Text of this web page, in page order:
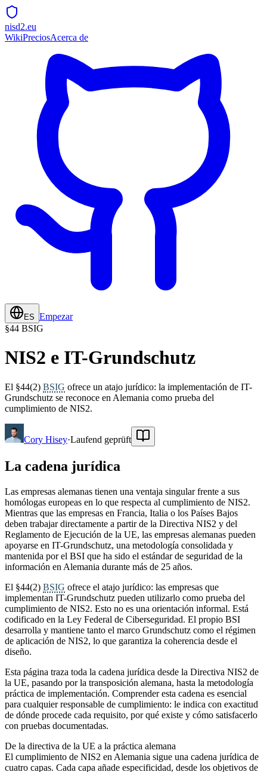
nisd2.eu
WikiPreciosAcerca de
ES Empezar
§44 BSIG
NIS2 e IT-Grundschutz
El §44(2) BSIG ofrece un atajo jurídico: la implementación de IT-
Grundschutz se reconoce en Alemania como prueba del
cumplimiento de NIS2.
Cory Hisey·Laufend geprüft
La cadena jurídica
Las empresas alemanas tienen una ventaja singular frente a sus
homólogas europeas en lo que respecta al cumplimiento de NIS2.
Mientras que las empresas en Francia, Italia o los Países Bajos
deben trabajar directamente a partir de la Directiva NIS2 y del
Reglamento de Ejecución de la UE, las empresas alemanas pueden
apoyarse en IT-Grundschutz, una metodología consolidada y
mantenida por el BSI que ha sido el estándar de seguridad de la
información en Alemania durante más de 25 años.
El §44(2) BSIG ofrece el atajo jurídico: las empresas que
implementan IT-Grundschutz pueden utilizarlo como prueba del
cumplimiento de NIS2. Esto no es una orientación informal. Está
codificado en la Ley Federal de Ciberseguridad. El propio BSI
desarrolla y mantiene tanto el marco Grundschutz como el régimen
de aplicación de NIS2, lo que garantiza la coherencia desde el
diseño.
Esta página traza toda la cadena jurídica desde la Directiva NIS2 de
la UE, pasando por la transposición alemana, hasta la metodología
práctica de implementación. Comprender esta cadena es esencial
para cualquier responsable de cumplimiento: le indica con exactitud
de dónde procede cada requisito, por qué existe y cómo satisfacerlo
con pruebas documentadas.
De la directiva de la UE a la práctica alemana
El cumplimiento de NIS2 en Alemania sigue una cadena jurídica de
cuatro capas. Cada capa añade especificidad, desde los objetivos de